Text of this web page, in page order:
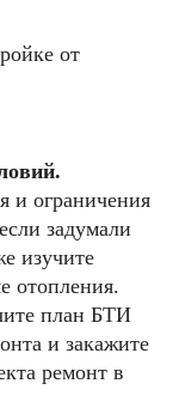
от
и ограничения
задумали
изучите
отопления.
план БТИ
и закажите
ремонт в